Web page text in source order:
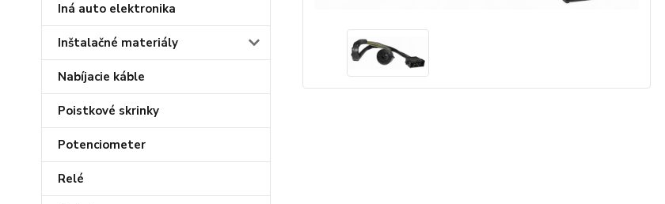
Iná auto elektronika
Inštalačné materiály
Nabíjacie káble
Poistkové skrinky
Potenciometer
Relé